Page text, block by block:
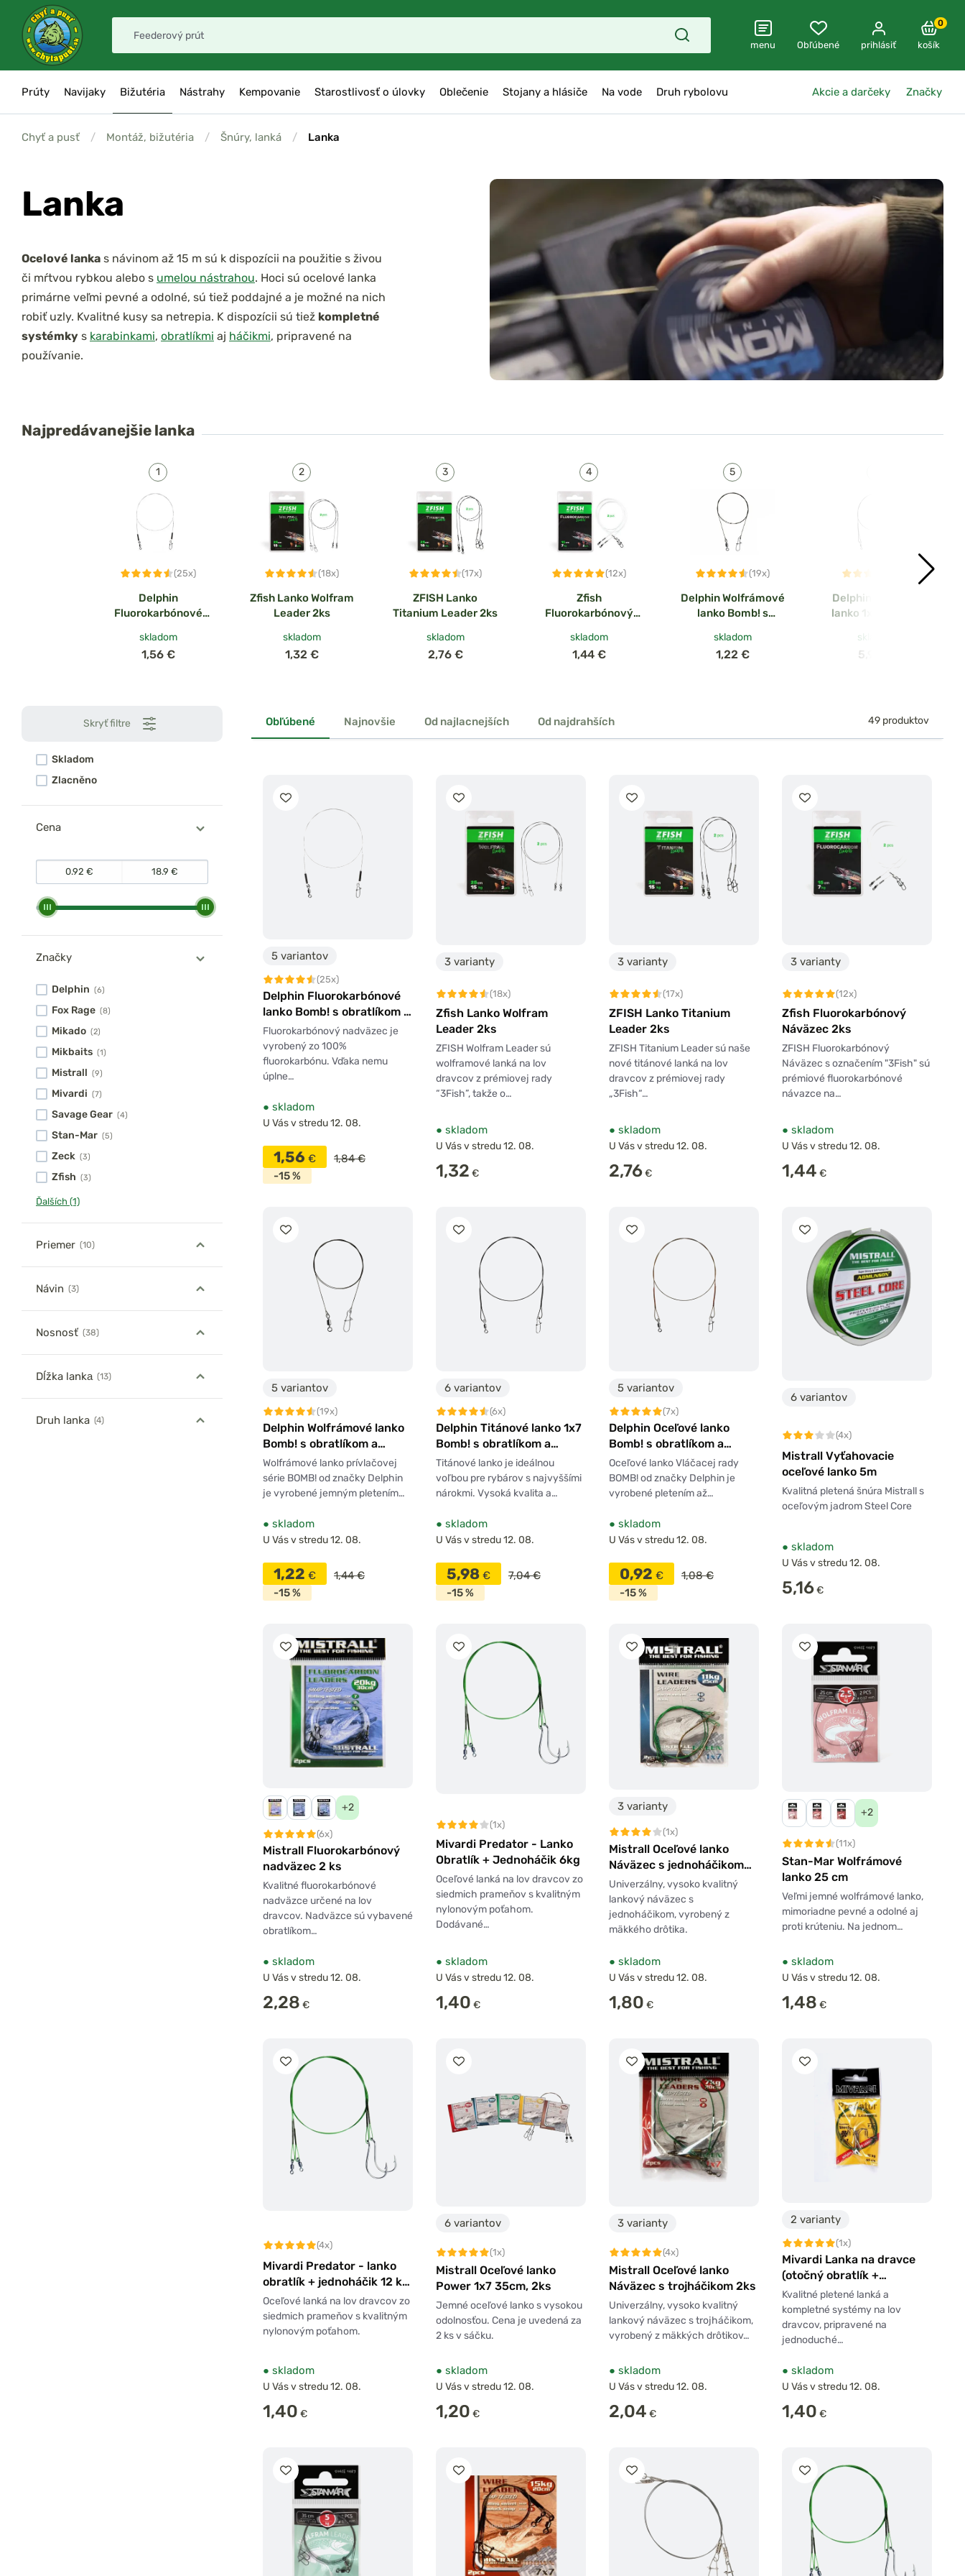
menu Obľúbené prihlásiť
0
košík
Prúty Navijaky Bižutéria Nástrahy Kempovanie Starostlivosť o úlovky Oblečenie Stojany a hlásiče Na vode Druh rybolovu Akcie a darčeky Značky
Chyť a pusť / Montáž, bižutéria / Šnúry, lanká / Lanka
Lanka
Ocelové lanka s návinom až 15 m sú k dispozícii na použitie s živou
či mŕtvou rybkou alebo s umelou nástrahou. Hoci sú ocelové lanka
primárne veľmi pevné a odolné, sú tiež poddajné a je možné na nich
robiť uzly. Kvalitné kusy sa netrepia. K dispozícii sú tiež kompletné
systémky s karabinkami, obratlíkmi aj háčikmi, pripravené na
používanie.
Najpredávanejšie lanka
(25x)
Delphin
Fluorokarbónové
obratlíkom a
karabínkou 2ks
skladom
1,56 €
(18x)
Zfish Lanko Wolfram
Leader 2ks
skladom
1,32 €
(17x)
ZFISH Lanko
Titanium Leader 2ks
skladom
2,76 €
(12x)
Zfish
Fluorokarbónový
skladom
1,44 €
(19x)
Delphin Wolfrámové
lanko Bomb! s
karabínkou 2ks
skladom
1,22 €
Delphin Titánové
lanko 1x7 Bomb! s
karabínkou 2ks
skladom
5,98 €
Skryť filtre
Skladom
Zlacněno
Cena
Značky
Delphin (6)
Fox Rage (8)
Mikado (2)
Mikbaits (1)
Mistrall (9)
Mivardi (7)
Savage Gear (4)
Stan-Mar (5)
Zeck (3)
Zfish (3)
Ďalších (1)
Priemer (10)
Návin (3)
Nosnosť (38)
Dĺžka lankа (13)
Druh lanka (4)
Obľúbené Najnovšie Od najlacnejších Od najdrahších 49 produktov
5 variantov
(25x)
Delphin Fluorokarbónové
lanko Bomb! s obratlíkom a
karabínkou 2ks
Fluorokarbónový nadväzec je
vyrobený zo 100%
fluorokarbónu. Vďaka nemu
úplne…
● skladom
U Vás v stredu 12. 08.
1,56 €
1,84 €
-15 %
3 varianty
(18x)
Zfish Lanko Wolfram
Leader 2ks
ZFISH Wolfram Leader sú
wolframové lanká na lov
dravcov z prémiovej rady
“3Fish”, takže o…
● skladom
U Vás v stredu 12. 08.
1,32 €
3 varianty
(17x)
ZFISH Lanko Titanium
Leader 2ks
ZFISH Titanium Leader sú naše
nové titánové lanká na lov
dravcov z prémiovej rady
„3Fish“…
● skladom
U Vás v stredu 12. 08.
2,76€
3 varianty
(12x)
Zfish Fluorokarbónový
Náväzec 2ks
ZFISH Fluorokarbónový
Náväzec s označením "3Fish" sú
prémiové fluorokarbónové
návazce na…
● skladom
U Vás v stredu 12. 08.
1,44 €
5 variantov
(19x)
Delphin Wolfrámové lanko
Bomb! s obratlíkom a
karabínkou 2ks
Wolfrámové lanko prívlačovej
série BOMB! od značky Delphin
je vyrobené jemným pletením…
● skladom
U Vás v stredu 12. 08.
1,22 €
1,44 €
-15 %
6 variantov
(6x)
Delphin Titánové lanko 1x7
Bomb! s obratlíkom a
karabínkou 2ks
Titánové lanko je ideálnou
voľbou pre rybárov s najvyššími
nárokmi. Vysoká kvalita a…
● skladom
U Vás v stredu 12. 08.
5,98 €
7,04 €
-15 %
5 variantov
(7x)
Delphin Oceľové lanko
Bomb! s obratlíkom a
karabínkou 49 vlákien
Oceľové lanko Vláčacej rady
BOMB! od značky Delphin je
vyrobené pletením až…
● skladom
U Vás v stredu 12. 08.
0,92 €
1,08 €
-15 %
6 variantov
(4x)
Mistrall Vyťahovacie
oceľové lanko 5m
Kvalitná pletená šnúra Mistrall s
oceľovým jadrom Steel Core
● skladom
U Vás v stredu 12. 08.
5,16€
+2
(6x)
Mistrall Fluorokarbónový
nadväzec 2 ks
Kvalitné fluorokarbónové
nadväzce určené na lov
dravcov. Nadväzce sú vybavené
obratlíkom…
● skladom
U Vás v stredu 12. 08.
2,28 €
(1x)
Mivardi Predator - Lanko
Obratlík + Jednoháčik 6kg
Oceľové lanká na lov dravcov zo
siedmich prameňov s kvalitným
nylonovým poťahom.
Dodávané…
● skladom
U Vás v stredu 12. 08.
1,40 €
3 varianty
(1x)
Mistrall Oceľové lanko
Náväzec s jednoháčikom
2ks
Univerzálny, vysoko kvalitný
lankový náväzec s
jednoháčikom, vyrobený z
mäkkého drôtika.
● skladom
U Vás v stredu 12. 08.
1,80 €
+2
(11x)
Stan-Mar Wolfrámové
lanko 25 cm
Veľmi jemné wolfrámové lanko,
mimoriadne pevné a odolné aj
proti krúteniu. Na jednom…
● skladom
U Vás v stredu 12. 08.
1,48 €
(4x)
Mivardi Predator - lanko
obratlík + jednoháčik 12 kg
2 ks
Oceľové lanká na lov dravcov zo
siedmich prameňov s kvalitným
nylonovým poťahom.
● skladom
U Vás v stredu 12. 08.
1,40 €
6 variantov
(1x)
Mistrall Oceľové lanko
Power 1x7 35cm, 2ks
Jemné oceľové lanko s vysokou
odolnosťou. Cena je uvedená za
2 ks v sáčku.
● skladom
U Vás v stredu 12. 08.
1,20 €
3 varianty
(4x)
Mistrall Oceľové lanko
Náväzec s trojháčikom 2ks
Univerzálny, vysoko kvalitný
lankový náväzec s trojháčikom,
vyrobený z mäkkých drôtikov…
● skladom
U Vás v stredu 12. 08.
2,04 €
2 varianty
(1x)
Mivardi Lanka na dravce
(otočný obratlík +
trojháčik)
Kvalitné pletené lanká a
kompletné systémy na lov
dravcov, pripravené na
jednoduché…
● skladom
U Vás v stredu 12. 08.
1,40 €